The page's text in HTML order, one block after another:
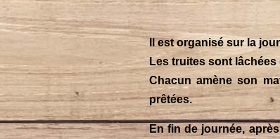
Il est organisé sur la
Les truites sont
Chacun amène son
prêtées.
En fin de journée,